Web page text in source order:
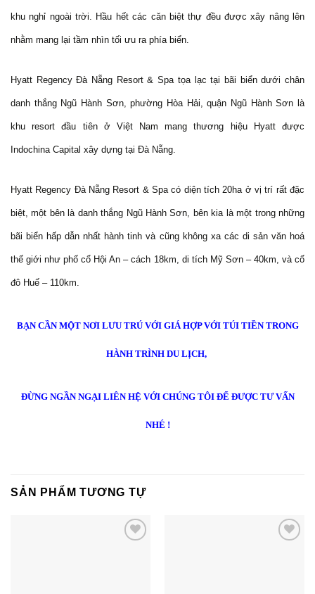
khu nghỉ ngoài trời. Hầu hết các căn biệt thự đều được xây nâng lên
nhằm mang lại tầm nhìn tối ưu ra phía biển.
Hyatt Regency Đà Nẵng Resort & Spa tọa lạc tại bãi biển dưới chân
danh thắng Ngũ Hành Sơn, phường Hòa Hải, quận Ngũ Hành Sơn là
khu resort đầu tiên ở Việt Nam mang thương hiệu Hyatt được
Indochina Capital xây dựng tại Đà Nẵng.
Hyatt Regency Đà Nẵng Resort & Spa có diện tích 20ha ở vị trí rất đặc
biệt, một bên là danh thắng Ngũ Hành Sơn, bên kia là một trong những
bãi biển hấp dẫn nhất hành tinh và cũng không xa các di sản văn hoá
thế giới như phố cổ Hội An – cách 18km, di tích Mỹ Sơn – 40km, và cố
đô Huế – 110km.
BẠN CẦN MỘT NƠI LƯU TRÚ VỚI GIÁ HỢP VỚI TÚI TIỀN TRONG
HÀNH TRÌNH DU LỊCH,
ĐỪNG NGẦN NGẠI LIÊN HỆ VỚI CHÚNG TÔI ĐỂ ĐƯỢC TƯ VẤN
NHÉ !
SẢN PHẨM TƯƠNG TỰ